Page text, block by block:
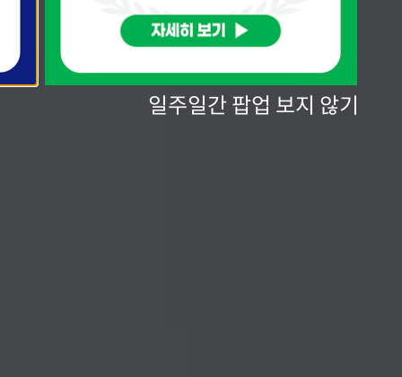
일주일간 팝업 보지 않기